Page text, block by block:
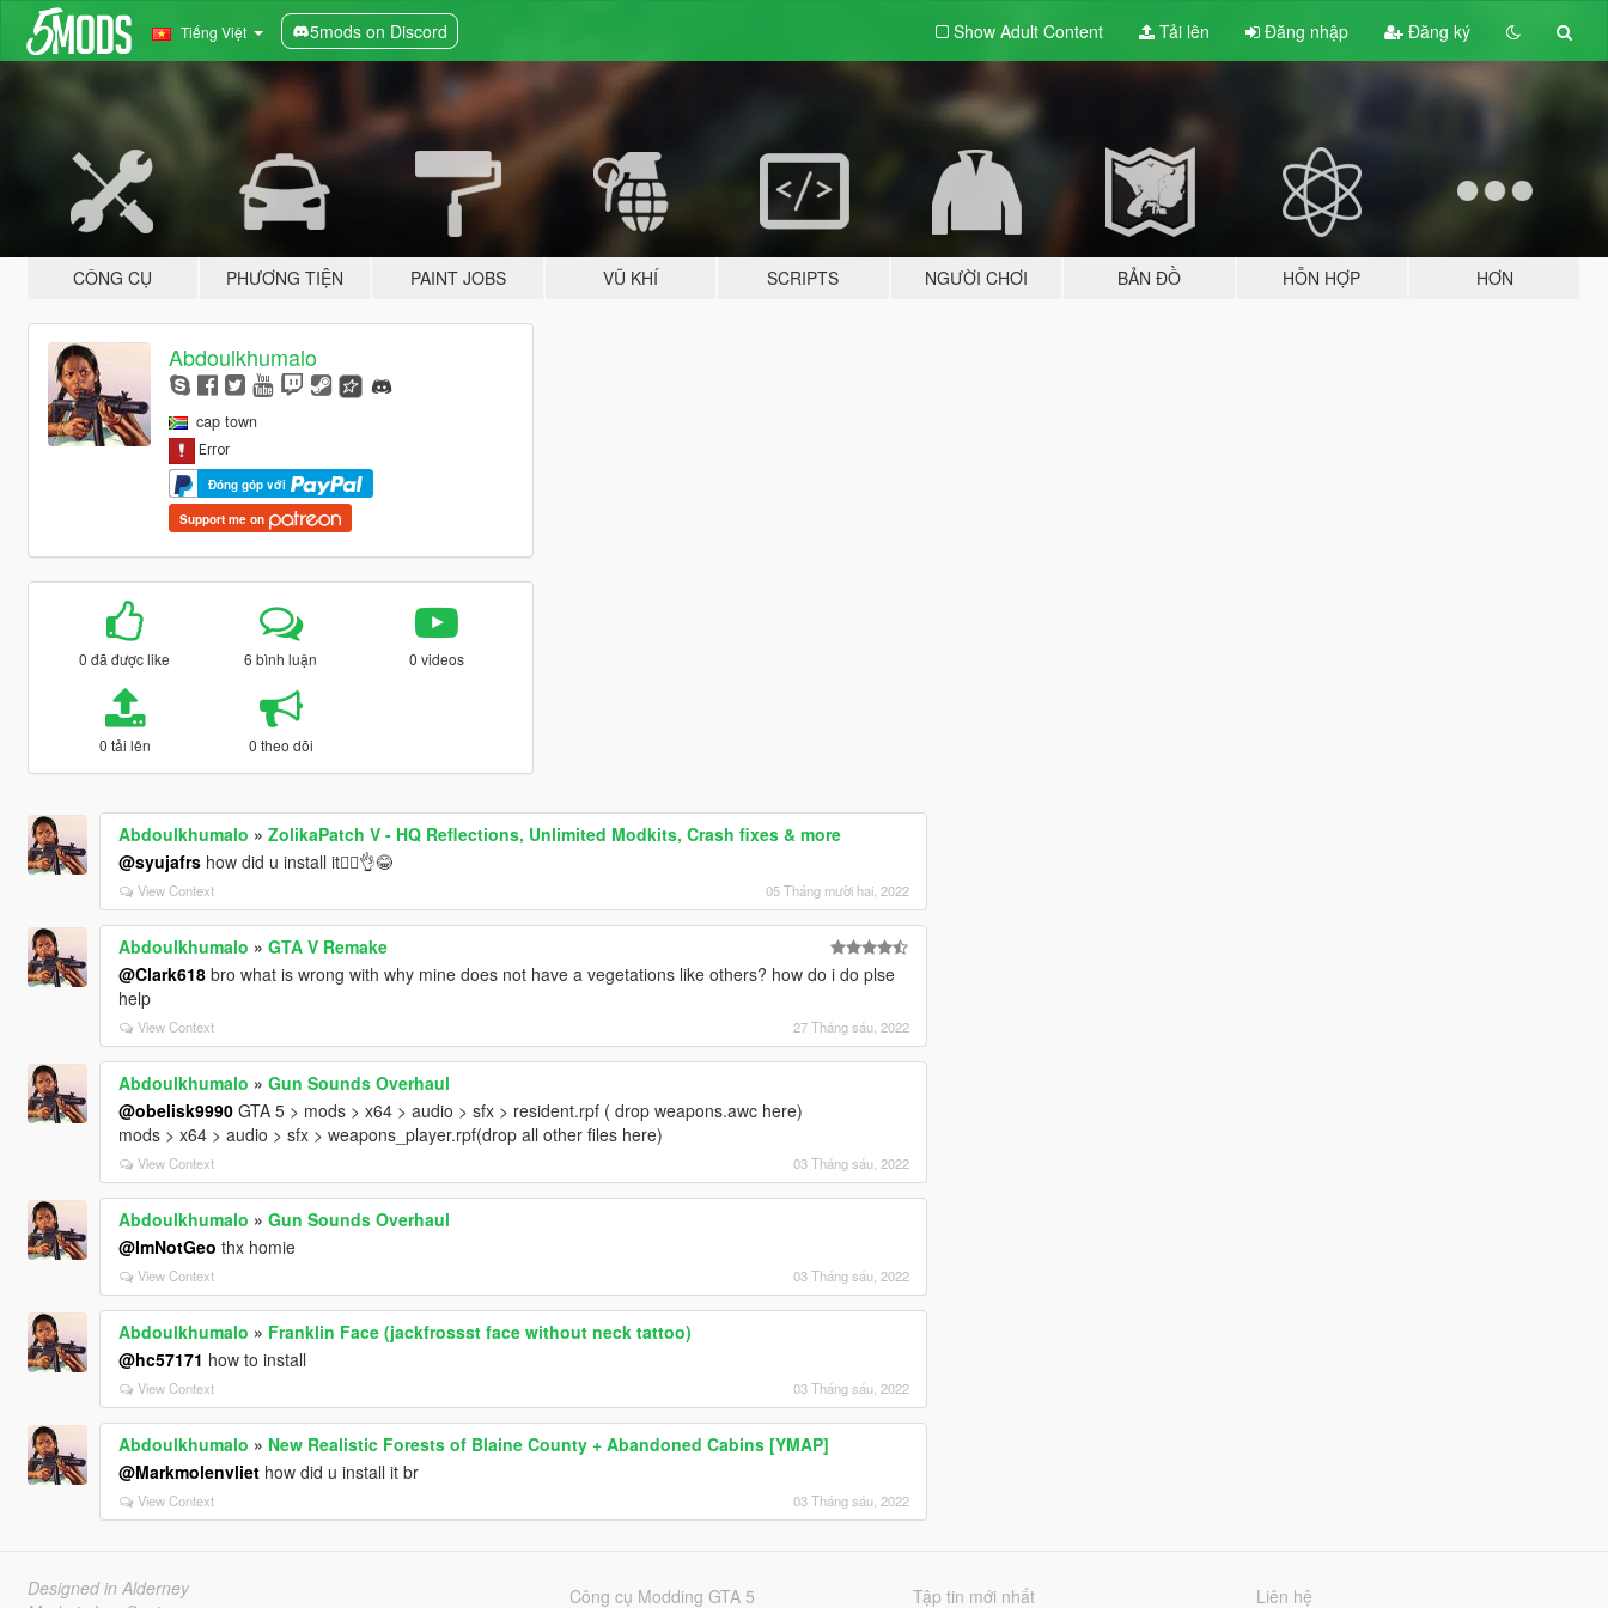
Tiếng Việt 5mods on Discord Show Adult Content Tải lên Đăng nhập Đăng ký
CÔNG CỤ PHƯƠNG TIỆN PAINT JOBS VŨ KHÍ SCRIPTS NGƯỜI CHƠI BẢN ĐỒ HỖN HỢP HƠN
Abdoulkhumalo
cap town
Đóng góp với
Support me on
0 đã được like 6 bình luận 0 videos
0 tải lên 0 theo dõi
Abdoulkhumalo » ZolikaPatch V - HQ Reflections, Unlimited Modkits, Crash fixes & more
@syujafrshow did u install it🤷‍♂️👌😂
View Context 05 Tháng mười hai, 2022
Abdoulkhumalo » GTA V Remake
@Clark618bro what is wrong with why mine does not have a vegetations like others? how do i do plse
help
View Context 27 Tháng sáu, 2022
Abdoulkhumalo » Gun Sounds Overhaul
@obelisk9990GTA 5 > mods > x64 > audio > sfx > resident.rpf ( drop weapons.awc here)
mods > x64 > audio > sfx > weapons_player.rpf(drop all other files here)
View Context 03 Tháng sáu, 2022
Abdoulkhumalo » Gun Sounds Overhaul
@ImNotGeo thx homie
View Context 03 Tháng sáu, 2022
Abdoulkhumalo » Franklin Face (jackfrossst face without neck tattoo)
@hc57171 how to install
View Context 03 Tháng sáu, 2022
Abdoulkhumalo » New Realistic Forests of Blaine County + Abandoned Cabins [YMAP]
@Markmolenvliethow did u install it br
View Context 03 Tháng sáu, 2022
Designed in Alderney
Công cụ Modding GTA 5 Tập tin mới nhất Liên hệ